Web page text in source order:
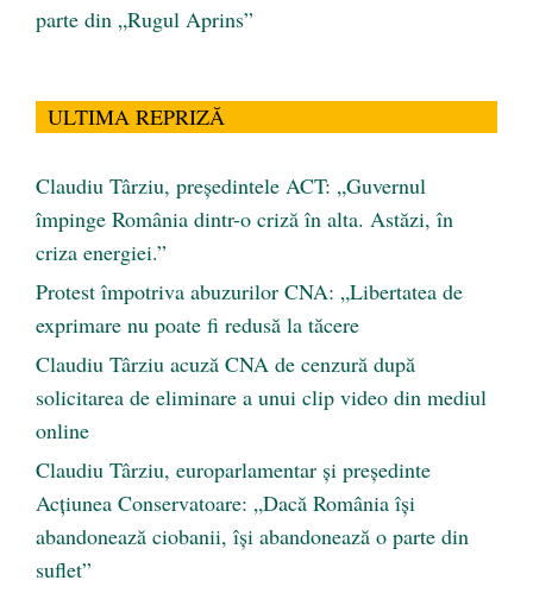
parte din „Rugul Aprins”
ULTIMA REPRIZĂ
Claudiu Târziu, președintele ACT: „Guvernul
împinge România dintr-o criză în alta. Astăzi, în
criza energiei.”
Protest împotriva abuzurilor CNA: „Libertatea de
exprimare nu poate fi redusă la tăcere
Claudiu Târziu acuză CNA de cenzură după
solicitarea de eliminare a unui clip video din mediul
online
Claudiu Târziu, europarlamentar și președinte
Acțiunea Conservatoare: „Dacă România își
abandonează ciobanii, își abandonează o parte din
suflet”